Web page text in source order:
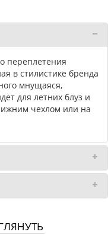
переплетения
в стилистике бренда
мнущаяся,
для летних блуз и
чехлом или на